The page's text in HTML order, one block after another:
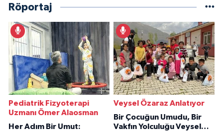
Röportaj
Pediatrik Fizyoterapi
Uzmanı Ömer Alaosman
Her Adım Bir Umut:
Veysel Özaraz Anlatıyor
Bir Çocuğun Umudu, Bir
Vakfın Yolculuğu Veysel